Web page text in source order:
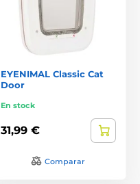
EYENIMAL Classic Cat
Door
En stock
31,99 €
Comparar